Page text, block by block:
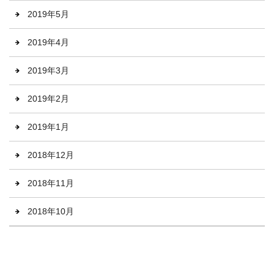
2019年5月
2019年4月
2019年3月
2019年2月
2019年1月
2018年12月
2018年11月
2018年10月